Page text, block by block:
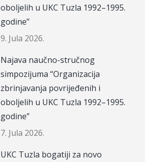
oboljelih u UKC Tuzla 1992–1995.
godine”
9. Jula 2026.
Najava naučno-stručnog
simpozijuma “Organizacija
zbrinjavanja povrijeđenih i
oboljelih u UKC Tuzla 1992–1995.
godine”
7. Jula 2026.
UKC Tuzla bogatiji za novo